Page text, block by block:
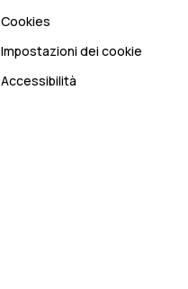
Cookies
Impostazioni dei cookie
Accessibilità